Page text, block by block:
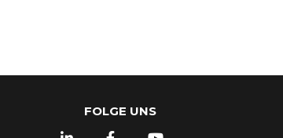
FOLGE UNS